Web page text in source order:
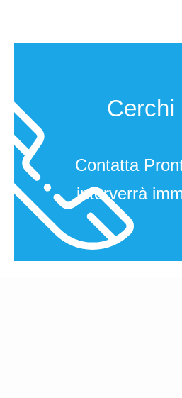
Cerchi
Contatta
interverrà